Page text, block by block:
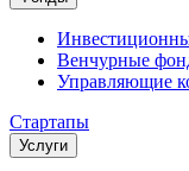
Венчурные
Управляющие
Стартапы
Услуги